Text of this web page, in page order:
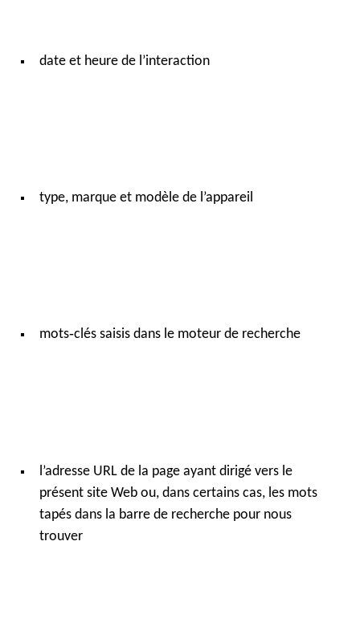
date et heure de l’interaction
type, marque et modèle de l’appareil
mots‑clés saisis dans le moteur de recherche
l’adresse URL de la page ayant dirigé vers le
présent site Web ou, dans certains cas, les mots
tapés dans la barre de recherche pour nous
trouver